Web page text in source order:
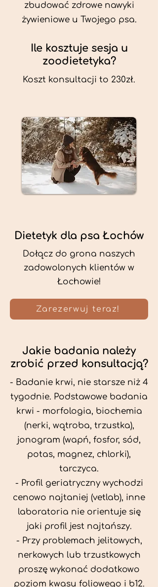
zbudować zdrowe nawyki
żywieniowe u Twojego psa.
Ile kosztuje sesja u
zoodietetyka?
Koszt konsultacji to 230zł.
Dietetyk dla psa Łochów
Dołącz do grona naszych
zadowolonych klientów w
Łochowie!
Zarezerwuj teraz!
Jakie badania należy
zrobić przed konsultacją?
- Badanie krwi, nie starsze niż 4
tygodnie. Podstawowe badania
krwi - morfologia, biochemia
(nerki, wątroba, trzustka),
jonogram (wapń, fosfor, sód,
potas, magnez, chlorki),
tarczyca.
- Profil geriatryczny wychodzi
cenowo najtaniej (vetlab), inne
laboratoria nie orientuje się
jaki profil jest najtańszy.
- Przy problemach jelitowych,
nerkowych lub trzustkowych
proszę wykonać dodatkowo
poziom kwasu foliowego i b12.